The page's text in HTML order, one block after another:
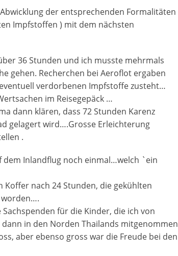
der entsprechenden Formalitäten
Impfstoffen ) mit dem nächsten
36 Stunden und ich musste mehrmals
gehen. Recherchen bei Aeroflot ergaben
verdorbenen Impfstoffe zusteht…
im Reisegepäck …
dann klären, dass 72 Stunden Karenz
gelagert wird….Grosse Erleichterung
.
dem Inlandflug noch einmal…welch `ein
nach 24 Stunden, die gekühlten
für die Kinder, die ich von
in den Norden Thailands mitgenommen
aber ebenso gross war die Freude bei den